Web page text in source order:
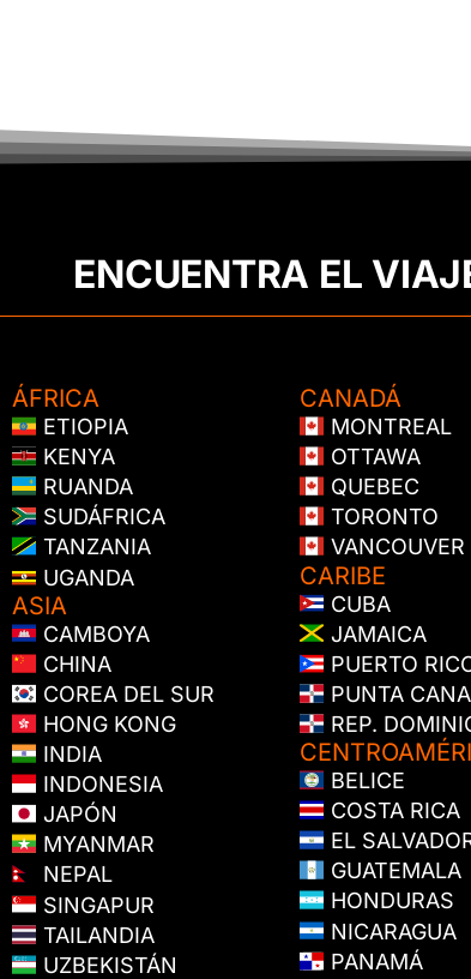
ENCUENTRA EL
ÁFRICA
ETIOPIA
KENYA
RUANDA
SUDÁFRICA
TANZANIA
UGANDA
ASIA
CAMBOYA
CHINA
COREA DEL SUR
HONG KONG
INDIA
INDONESIA
JAPÓN
MYANMAR
NEPAL
SINGAPUR
TAILANDIA
UZBEKISTÁN
CANADÁ
MONTREAL
OTTAWA
QUEBEC
TORONTO
VANCOUVER
CARIBE
CUBA
JAMAICA
PUERTO
PUNTA CANA
REP.
BELICE
COSTA RICA
EL
GUATEMALA
HONDURAS
NICARAGUA
PANAMÁ